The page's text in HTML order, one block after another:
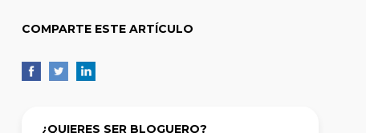
COMPARTE ESTE ARTÍCULO
¿QUIERES SER BLOGUERO?